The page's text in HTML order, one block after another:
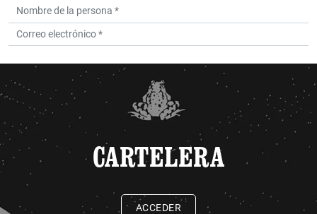
CARTELERA
ACCEDER